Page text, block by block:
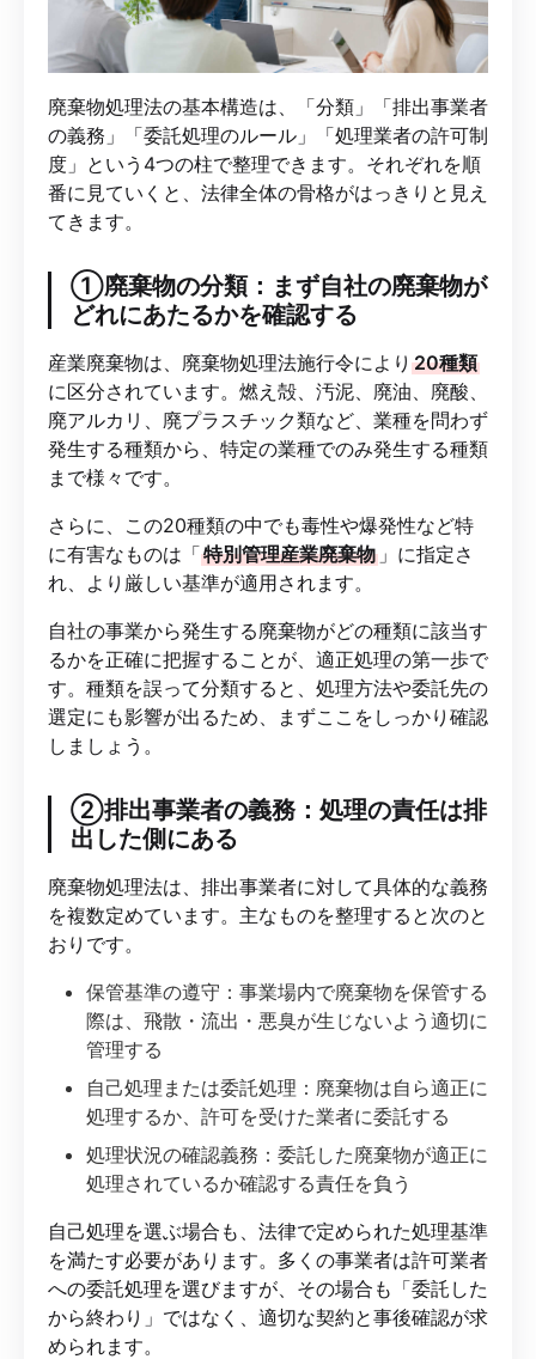
廃棄物処理法の基本構造は、「分類」「排出事業者
の義務」「委託処理のルール」「処理業者の許可制
度」という4つの柱で整理できます。それぞれを順
番に見ていくと、法律全体の骨格がはっきりと見え
てきます。
①廃棄物の分類：まず自社の廃棄物が
どれにあたるかを確認する
産業廃棄物は、廃棄物処理法施行令により 20種類
に区分されています。燃え殻、汚泥、廃油、廃酸、
廃アルカリ、廃プラスチック類など、業種を問わず
発生する種類から、特定の業種でのみ発生する種類
まで様々です。
さらに、この20種類の中でも毒性や爆発性など特
に有害なものは「特別管理産業廃棄物 」に指定さ
れ、より厳しい基準が適用されます。
自社の事業から発生する廃棄物がどの種類に該当す
るかを正確に把握することが、適正処理の第一歩で
す。種類を誤って分類すると、処理方法や委託先の
選定にも影響が出るため、まずここをしっかり確認
しましょう。
②排出事業者の義務：処理の責任は排
出した側にある
廃棄物処理法は、排出事業者に対して具体的な義務
を複数定めています。主なものを整理すると次のと
おりです。
保管基準の遵守：事業場内で廃棄物を保管する
際は、飛散・流出・悪臭が生じないよう適切に
管理する
自己処理または委託処理：廃棄物は自ら適正に
処理するか、許可を受けた業者に委託する
処理状況の確認義務：委託した廃棄物が適正に
処理されているか確認する責任を負う
自己処理を選ぶ場合も、法律で定められた処理基準
を満たす必要があります。多くの事業者は許可業者
への委託処理を選びますが、その場合も「委託した
から終わり」ではなく、適切な契約と事後確認が求
められます。